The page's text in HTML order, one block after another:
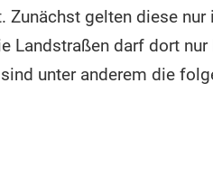
Zunächst gelten diese nur
Landstraßen darf dort nur
unter anderem die